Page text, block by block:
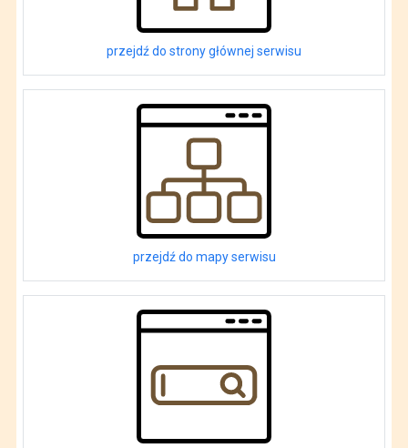
przejdź do strony głównej serwisu
przejdź do mapy serwisu